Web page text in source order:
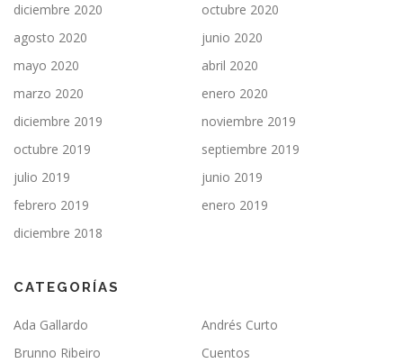
diciembre 2020
octubre 2020
agosto 2020
junio 2020
mayo 2020
abril 2020
marzo 2020
enero 2020
diciembre 2019
noviembre 2019
octubre 2019
septiembre 2019
julio 2019
junio 2019
febrero 2019
enero 2019
diciembre 2018
CATEGORÍAS
Ada Gallardo
Andrés Curto
Brunno Ribeiro
Cuentos